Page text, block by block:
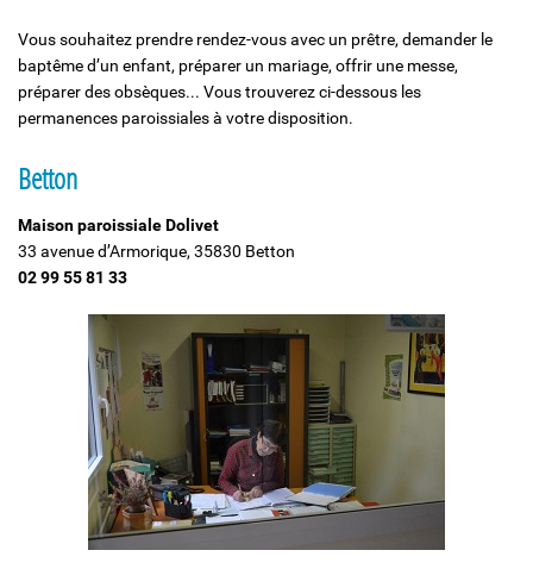
Vous souhaitez prendre rendez-vous avec un prêtre, demander le
baptême d’un enfant, préparer un mariage, offrir une messe,
préparer des obsèques... Vous trouverez ci-dessous les
permanences paroissiales à votre disposition.
Betton
Maison paroissiale Dolivet
33 avenue d’Armorique, 35830 Betton
02 99 55 81 33